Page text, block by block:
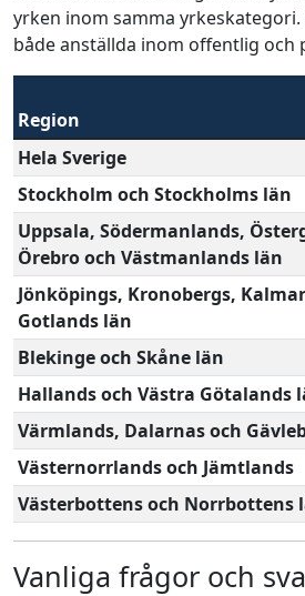
yrken inom samma
både anställda inom offentlig och
Region
Hela Sverige
Stockholm och Stockholms län
Uppsala, Södermanlands,
Örebro och Västmanlands län
Jönköpings, Kronobergs,
Gotlands län
Blekinge och Skåne län
Hallands och Västra Götalands
Värmlands, Dalarnas och
Västernorrlands och Jämtlands
Västerbottens och Norrbottens
Vanliga frågor och